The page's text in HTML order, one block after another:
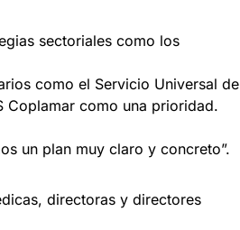
sectoriales como los
como el Servicio Universal de
Coplamar como una prioridad.
un plan muy claro y concreto”.
directoras y directores